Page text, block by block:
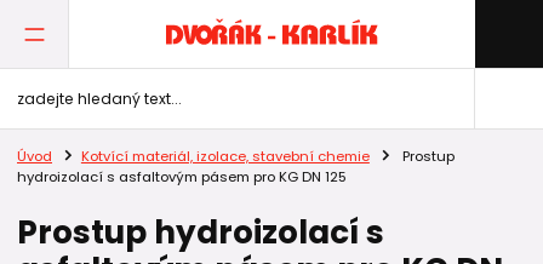
Úvod Kotvící materiál, izolace, stavební chemie
Prostup
hydroizolací s asfaltovým pásem pro KG DN 125
Prostup hydroizolací s